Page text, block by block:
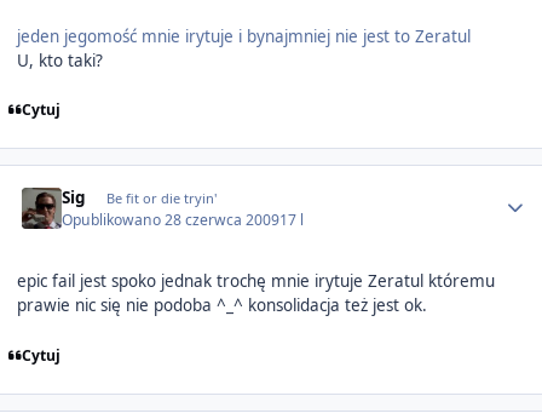
jeden jegomość mnie irytuje i bynajmniej nie jest to Zeratul
U, kto taki?
Cytuj
Sig Be fit or die tryin'
Opublikowano28 czerwca 200917 l
epic fail jest spoko jednak trochę mnie irytuje Zeratul któremu
prawie nic się nie podoba ^_^ konsolidacja też jest ok.
Cytuj